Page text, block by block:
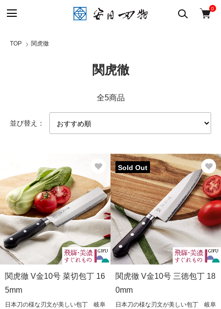
0
TOP 関虎徹
関虎徹
全5商品
並び替え：
関虎徹 V金10号 菜切包丁 16
5mm
日本刀の様な刃文が美しい包丁 岐阜
Sold Out
関虎徹 V金10号 三徳包丁 18
0mm
日本刀の様な刃文が美しい包丁 岐阜